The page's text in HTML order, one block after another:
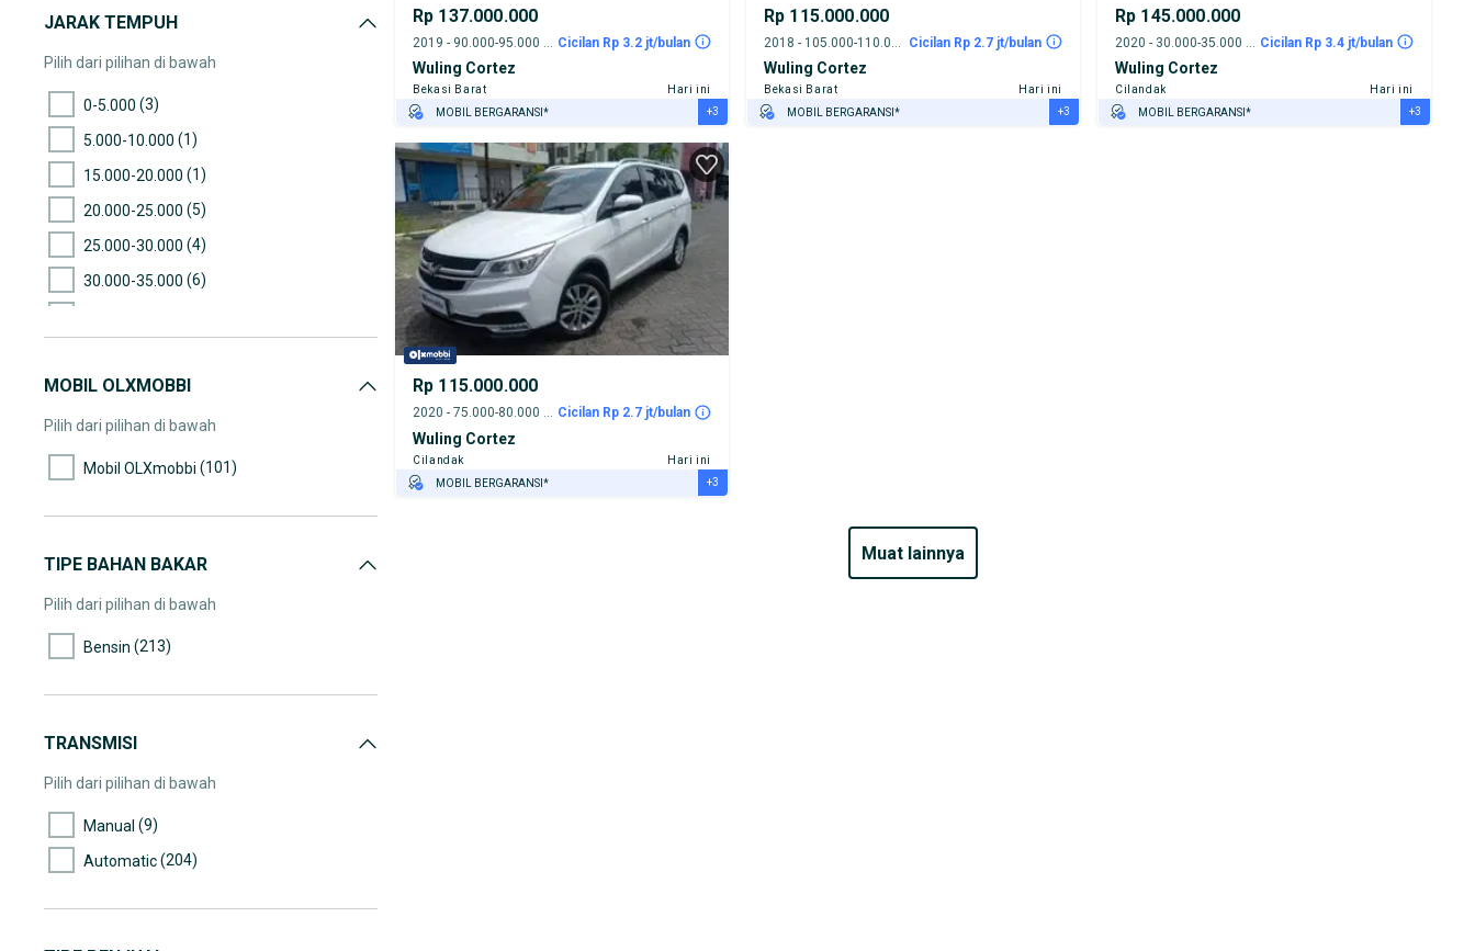
JARAK TEMPUH
Pilih dari pilihan di bawah
0-5.000 (3)
5.000-10.000 (1)
15.000-20.000 (1)
20.000-25.000 (5)
25.000-30.000 (4)
30.000-35.000 (6)
45.000-50.000
50.000-55.000(12)
70.000-75.000(10)
75.000-80.000 (22)
(9)
95.000-100.000
120.000-125.000(2)
MOBIL OLXMOBBI
Pilih dari pilihan di bawah
Mobil OLXmobbi (101)
TIPE BAHAN BAKAR
Pilih dari pilihan di bawah
Bensin (213)
TRANSMISI
Pilih dari pilihan di bawah
Manual (9)
Automatic(204)
Rp 137.000.000
Cicilan Rp 3.2 jt/bulan
Wuling Cortez
Bekasi Barat
Hari ini
MOBIL BERGARANSI*
TEST DRIVE DARI RUMAH
GRATIS BIAYA JASA PERAWATAN*
+3
Rp 115.000.000
Cicilan Rp 2.7 jt/bulan
Wuling Cortez
Bekasi Barat
Hari ini
MOBIL BERGARANSI*
+3
Rp 145.000.000
Cicilan Rp 3.4 jt/bulan
Wuling Cortez
Cilandak
Hari ini
MOBIL BERGARANSI*
+3
Rp 115.000.000
2020 - 75.000-80.000 km Cicilan Rp 2.7 jt/bulan
Wuling Cortez
Cilandak
Hari ini
MOBIL BERGARANSI*
+3
muat lainnya